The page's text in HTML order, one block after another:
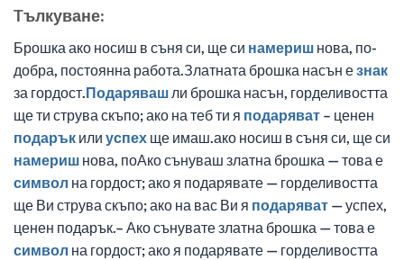
Tълкуване:
Брошка ако носиш в съня си, ще си намериш нова, по-
добра, постоянна работа.Златната брошка насън езнак
за гордост.Подаряваш ли брошка насън, горделивостта
ще ти струва скъпо; ако на теб ти я подаряват – ценен
подарък или успех ще имаш.ако носиш в съня си, ще си
намериш нова, поАко сънуваш златна брошка — това е
символ на гордост; ако я подарявате — горделивостта
ще Ви струва скъпо; ако на вас Ви я подаряват — успех,
ценен подарък.– Ако сънувате златна брошка — това е
символ на гордост; ако я подарявате — горделивостта